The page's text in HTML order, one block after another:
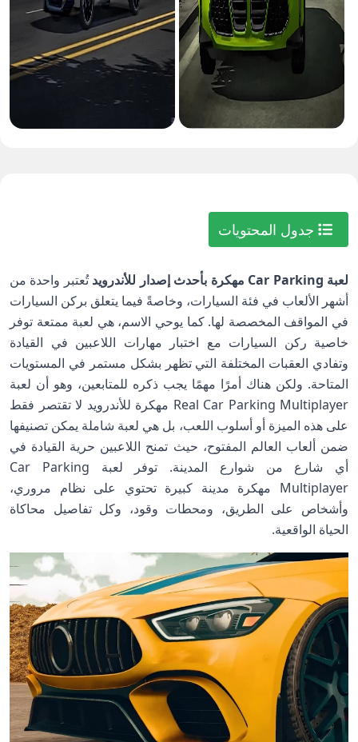
جدول المحتويات
لعبة Car Parking مهكرة بأحدث إصدار للأندرويد
تُعتبر واحدة من
أشهر الألعاب في فئة السيارات، وخاصةً فيما يتعلق بركن السيارات
في المواقف المخصصة لها. كما يوحي الاسم، هي لعبة ممتعة توفر
خاصية ركن السيارات مع اختبار مهارات اللاعبين في القيادة
وتفادي العقبات المختلفة التي تظهر بشكل مستمر في المستويات
المتاحة. ولكن هناك أمرًا مهمًا يجب ذكره للمتابعين، وهو أن لعبة
Real Car Parking Multiplayer مهكرة للأندرويد لا تقتصر فقط
على هذه الميزة أو أسلوب اللعب، بل هي لعبة شاملة يمكن تصنيفها
ضمن ألعاب العالم المفتوح، حيث تمنح اللاعبين حرية القيادة في
أي شارع من شوارع المدينة. توفر لعبة Car Parking
Multiplayer مهكرة مدينة كبيرة تحتوي على نظام مروري،
وأشخاص على الطريق، ومحطات وقود، وكل تفاصيل محاكاة
الحياة الواقعية.